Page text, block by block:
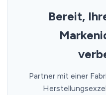
Bereit,
Partner mit einer